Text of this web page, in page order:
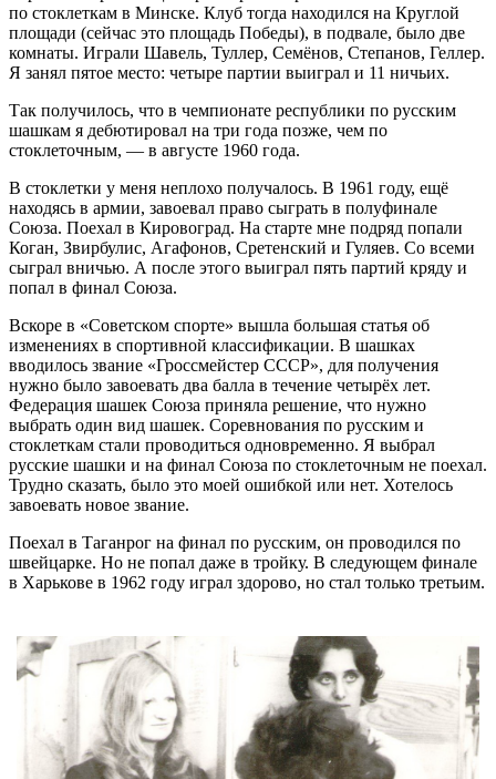
по стоклеткам в Минске. Клуб тогда находился на Круглой
площади (сейчас это площадь Победы), в подвале, было две
комнаты. Играли Шавель, Туллер, Семёнов, Степанов, Геллер.
Я занял пятое место: четыре партии выиграл и 11 ничьих.
Так получилось, что в чемпионате республики по русским
шашкам я дебютировал на три года позже, чем по
стоклеточным, — в августе 1960 года.
В стоклетки у меня неплохо получалось. В 1961 году, ещё
находясь в армии, завоевал право сыграть в полуфинале
Союза. Поехал в Кировоград. На старте мне подряд попали
Коган, Звирбулис, Агафонов, Сретенский и Гуляев. Со всеми
сыграл вничью. А после этого выиграл пять партий кряду и
попал в финал Союза.
Вскоре в «Советском спорте» вышла большая статья об
изменениях в спортивной классификации. В шашках
вводилось звание «Гроссмейстер СССР», для получения
нужно было завоевать два балла в течение четырёх лет.
Федерация шашек Союза приняла решение, что нужно
выбрать один вид шашек. Соревнования по русским и
стоклеткам стали проводиться одновременно. Я выбрал
русские шашки и на финал Союза по стоклеточным не поехал.
Трудно сказать, было это моей ошибкой или нет. Хотелось
завоевать новое звание.
Поехал в Таганрог на финал по русским, он проводился по
швейцарке. Но не попал даже в тройку. В следующем финале
в Харькове в 1962 году играл здорово, но стал только третьим.